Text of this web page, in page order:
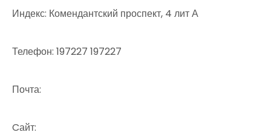
Индекс: Комендантский проспект, 4 лит А
Телефон: 197227 197227
Почта:
Cайт: